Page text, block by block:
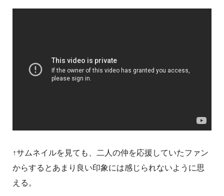
↑サムネイルを見ても、二人の仲を応援していたファン
からするとあまり良い印象には感じられないように思
える。